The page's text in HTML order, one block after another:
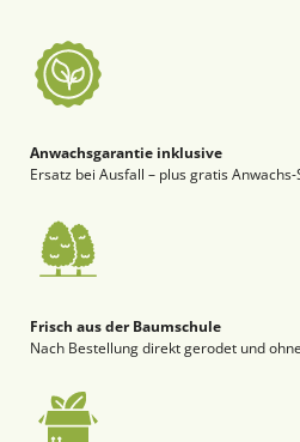
Anwachsgarantie inklusive
Ersatz bei Ausfall – plus gratis
Frisch aus der Baumschule
Nach Bestellung direkt gerodet und